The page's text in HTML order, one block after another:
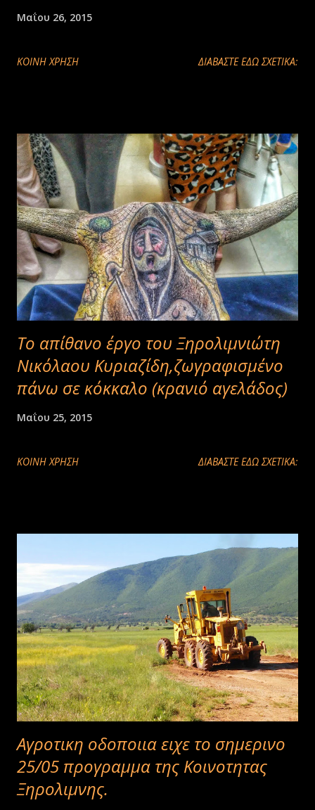
Μαΐου 26, 2015
ΚΟΙΝΉ ΧΡΉΣΗ ΔΙΑΒΑΣΤΕ ΕΔΩ ΣΧΕΤΙΚΑ:
Το απίθανο έργο του Ξηρολιμνιώτη
Νικόλαου Κυριαζίδη,ζωγραφισμένο
πάνω σε κόκκαλο (κρανιό αγελάδος)
Μαΐου 25, 2015
ΚΟΙΝΉ ΧΡΉΣΗ ΔΙΑΒΑΣΤΕ ΕΔΩ ΣΧΕΤΙΚΑ:
Αγροτικη οδοποιια ειχε το σημερινο
25/05 προγραμμα της Κοινοτητας
Ξηρολιμνης.